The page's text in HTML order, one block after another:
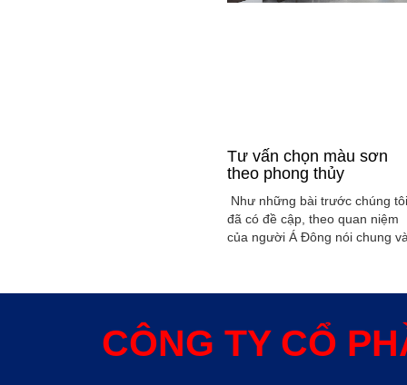
Tư vấn chọn màu sơn
theo phong thủy
Như những bài trước chúng tôi
đã có đề cập, theo quan niệm
của người Á Đông nói chung
xây dụng nhà ở hoặc bất kỳ
thủy trong ngôi nhà thường
được quyết định bởi các nhân
CÔNG TY CỔ